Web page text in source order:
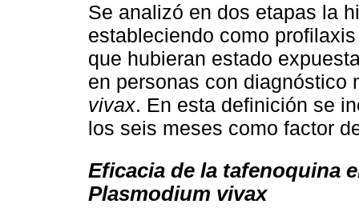
Se analizó en dos etapas la
estableciendo como
que hubieran estado
en personas con
vivax. En esta definición se
los seis meses como factor
Eficacia de la tafenoquina
Plasmodium vivax